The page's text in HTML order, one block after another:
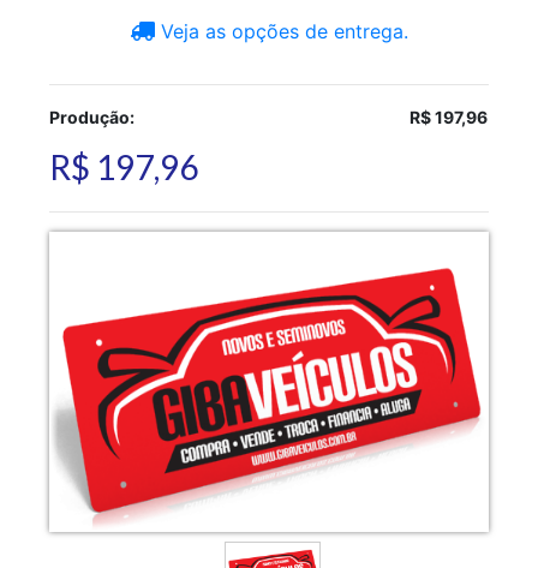
Veja as opções de entrega.
Produção: R$ 197,96
R$ 197,96